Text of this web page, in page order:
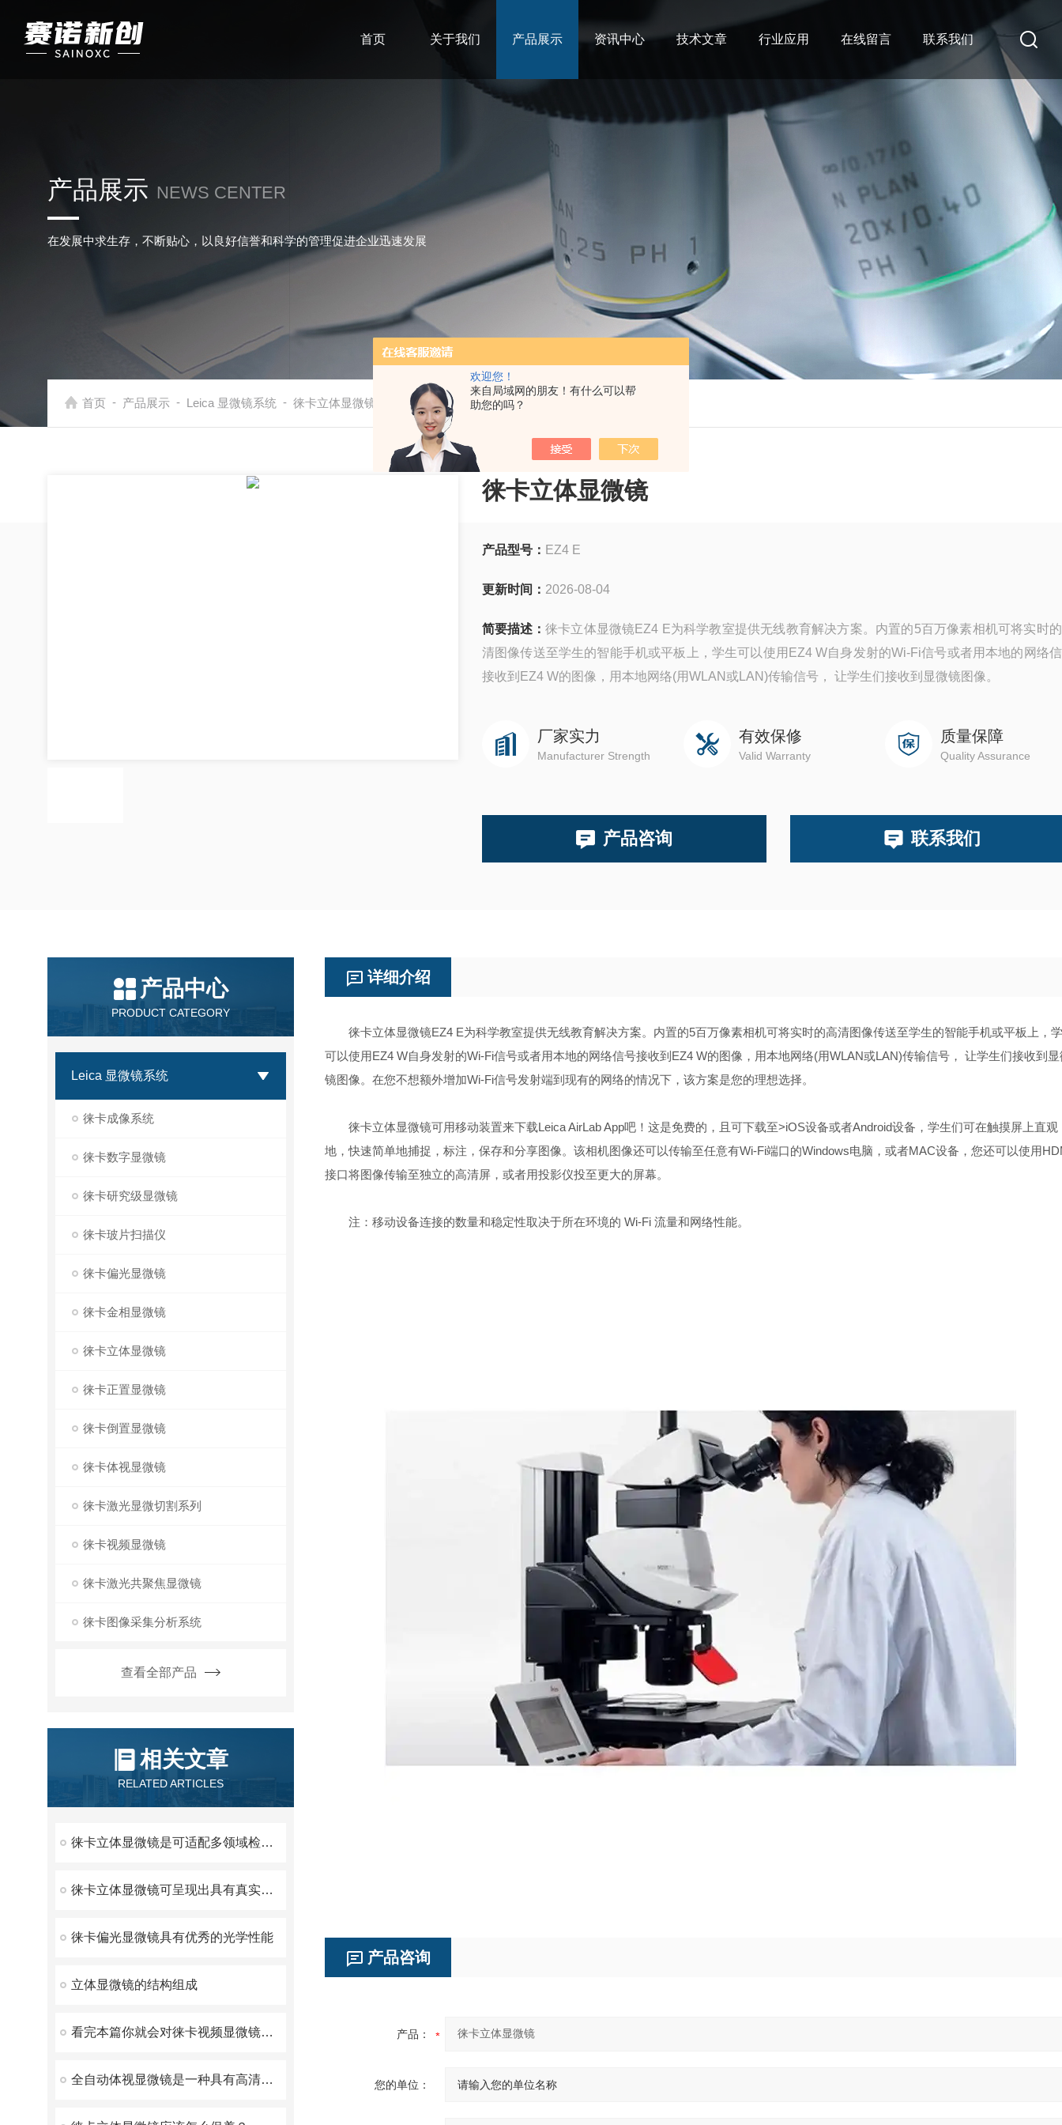
欢迎您！
来自局域网的朋友！有什么可以帮
助您的吗？
首页 关于我们 产品展示 资讯中心 技术文章 行业应用 在线留言 联系我们
产品展示 NEWS CENTER
在发展中求生存，不断贴心，以良好信誉和科学的管理促进企业迅速发展
首页 - 产品展示 - Leica 显微镜系统 - 徕卡立体显微镜 EZ4 E徕卡立体显微镜
徕卡立体显微镜
产品型号： EZ4 E
更新时间： 2026-08-04
简要描述： 徕卡立体显微镜EZ4 E为科学教室提供无线教育解决方案。内置的5百万像素相机可将实时
清图像传送至学生的智能手机或平板上，学生可以使用EZ4 W自身发射的Wi-Fi信号或者用本地的网络
接收到EZ4 W的图像，用本地网络(用WLAN或LAN)传输信号， 让学生们接收到显微镜图像。
厂家实力
Manufacturer Strength
有效保修
Valid Warranty
质量保障
Quality Assurance
产品咨询 联系我们
产品中心
PRODUCT CATEGORY
Leica 显微镜系统
徕卡成像系统
徕卡数字显微镜
徕卡研究级显微镜
徕卡玻片扫描仪
徕卡偏光显微镜
徕卡金相显微镜
徕卡立体显微镜
徕卡正置显微镜
徕卡倒置显微镜
徕卡体视显微镜
徕卡激光显微切割系列
徕卡视频显微镜
徕卡激光共聚焦显微镜
徕卡图像采集分析系统
查看全部产品
相关文章
RELATED ARTICLES
徕卡立体显微镜是可适配多领域检测的实用仪器
徕卡立体显微镜可呈现出具有真实三维立体感的图像
徕卡偏光显微镜具有优秀的光学性能
立体显微镜的结构组成
看完本篇你就会对徕卡视频显微镜有更多了解
全自动体视显微镜是一种具有高清晰度和高放大倍数的先进仪器
详细介绍
徕卡立体显微镜EZ4 E为科学教室提供无线教育解决方案。内置的5百万像素相机可将实时的高清图像传送至学生的智能手机或平板上，
可以使用EZ4 W自身发射的Wi-Fi信号或者用本地的网络信号接收到EZ4 W的图像，用本地网络(用WLAN或LAN)传输信号， 让学生们接收到显
镜图像。在您不想额外增加Wi-Fi信号发射端到现有的网络的情况下，该方案是您的理想选择。
徕卡立体显微镜可用移动装置来下载Leica AirLab App吧！这是免费的，且可下载至>iOS设备或者Android设备，学生们可在触摸屏上直观
地，快速简单地捕捉，标注，保存和分享图像。该相机图像还可以传输至任意有Wi-Fi端口的Windows电脑，或者MAC设备，您还可以使用
接口将图像传输至独立的高清屏，或者用投影仪投至更大的屏幕。
注：移动设备连接的数量和稳定性取决于所在环境的 Wi-Fi 流量和网络性能。
产品咨询
产品：
您的单位：